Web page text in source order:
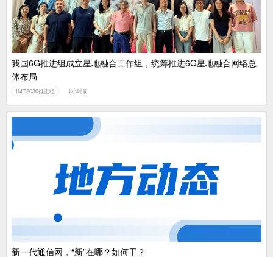
我国6G推进组成立星地融合工作组，统筹推进6G星地融合网络总
体布局
IMT2030推进组 1小时前
新一代通信网，“新”在哪？如何干？